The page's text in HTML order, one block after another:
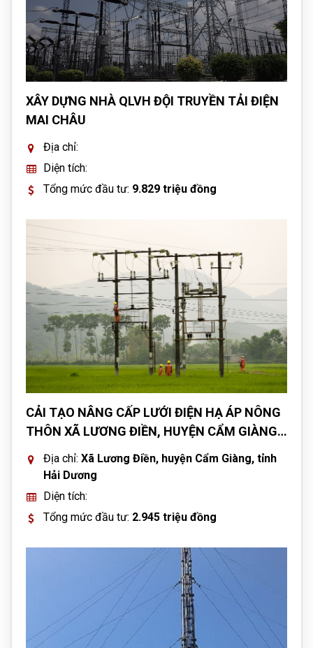
XÂY DỰNG NHÀ QLVH ĐỘI TRUYỀN TẢI ĐIỆN
MAI CHÂU
Địa chỉ:
Diện tích:
Tổng mức đầu tư: 9.829 triệu đồng
CẢI TẠO NÂNG CẤP LƯỚI ĐIỆN HẠ ÁP NÔNG
THÔN XÃ LƯƠNG ĐIỀN, HUYỆN CẨM GIÀNG,
TỈNH HẢI DƯƠNG
Địa chỉ: Xã Lương Điền, huyện Cẩm Giàng, tỉnh
Hải Dương
Diện tích:
Tổng mức đầu tư: 2.945 triệu đồng